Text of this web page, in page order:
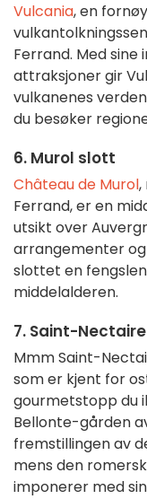
Vulcania, en
Ferrand. Med
attraksjoner gir
vulkanenes
du besøker
6. Murol slott
Château de Murol,
Ferrand, er en
utsikt over
arrangementer
slottet en
middelalderen.
7. Saint-Nectaire
Mmm Saint-
som er kjent for
gourmetstopp du
Bellonte-gården
fremstillingen av
mens den
imponerer med